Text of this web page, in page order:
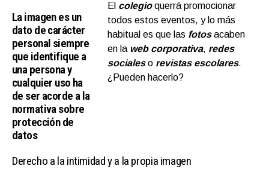
La imagen es un
dato de carácter
personal siempre
que identifique a
una persona y
cualquier uso ha
de ser acorde a la
normativa sobre
protección de
datos
El colegioquerrá promocionar
todos estos eventos, y lo más
habitual es que las fotosacaben
en la web corporativa, redes
sociales o revistas escolares.
¿Pueden hacerlo?
Derecho a la intimidad y a la propia imagen